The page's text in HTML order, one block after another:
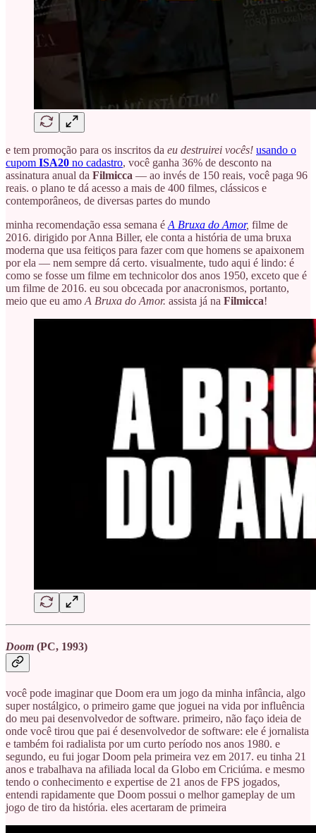
e tem promoção para os inscritos da eu destruirei vocês! usando o
cupom ISA20 no cadastro, você ganha 36% de desconto na
assinatura anual da Filmicca — ao invés de 150 reais, você paga 96
reais. o plano te dá acesso a mais de 400 filmes, clássicos e
contemporâneos, de diversas partes do mundo
minha recomendação essa semana é A Bruxa do Amor, filme de
2016. dirigido por Anna Biller, ele conta a história de uma bruxa
moderna que usa feitiços para fazer com que homens se apaixonem
por ela — nem sempre dá certo. visualmente, tudo aqui é lindo: é
como se fosse um filme em technicolor dos anos 1950, exceto que é
um filme de 2016. eu sou obcecada por anacronismos, portanto,
meio que eu amo A Bruxa do Amor. assista já na Filmicca!
Doom (PC, 1993)
você pode imaginar que Doom era um jogo da minha infância, algo
super nostálgico, o primeiro game que joguei na vida por influência
do meu pai desenvolvedor de software. primeiro, não faço ideia de
onde você tirou que pai é desenvolvedor de software: ele é jornalista
e também foi radialista por um curto período nos anos 1980. e
segundo, eu fui jogar Doom pela primeira vez em 2017. eu tinha 21
anos e trabalhava na afiliada local da Globo em Criciúma. e mesmo
tendo o conhecimento e expertise de 21 anos de FPS jogados,
entendi rapidamente que Doom possui o melhor gameplay de um
jogo de tiro da história. eles acertaram de primeira